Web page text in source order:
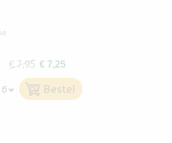
€ 7,95 € 7,25